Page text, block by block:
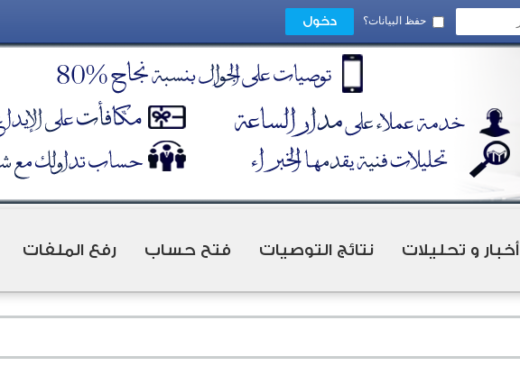
حفظ البيانات؟
أخبار و تحليلات نتائج التوصيات فتح حساب رفع الملفات